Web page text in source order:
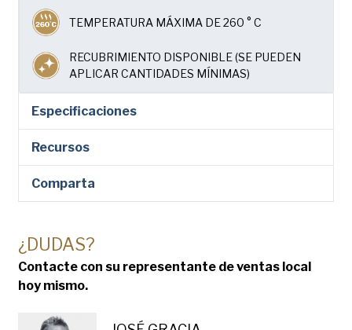
TEMPERATURA MÁXIMA DE 260 ° C
RECUBRIMIENTO DISPONIBLE (SE PUEDEN
APLICAR CANTIDADES MÍNIMAS)
Especificaciones
Recursos
Comparta
¿DUDAS?
Contacte con su representante de ventas local
hoy mismo.
Consent
(Obligatorio)
Sí, he leído y comprendo la
American Pan.